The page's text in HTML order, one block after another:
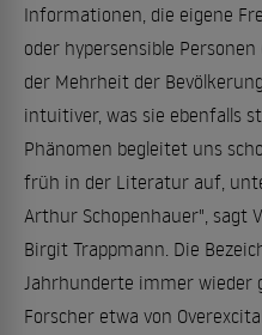
Informationen, die eigene
oder hypersensible
der Mehrheit der
intuitiver, was sie ebenfalls
Phänomen begleitet uns
früh in der Literatur auf,
Arthur Schopenhauer", sagt
Birgit Trappmann. Die
Jahrhunderte immer wieder
Forscher etwa von